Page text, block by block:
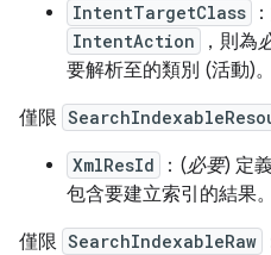
IntentTargetClass
IntentAction ，則為
要解析至的類別 (活動)。
僅限
XmlResId ：(必要) 定
包含要建立索引的結果。
僅限 SearchIndexableRaw